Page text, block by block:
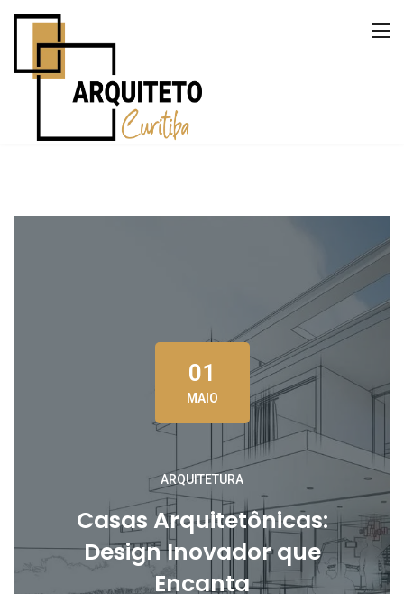
01
MAIO
ARQUITETURA
Casas Arquitetônicas:
Design Inovador que
Encanta